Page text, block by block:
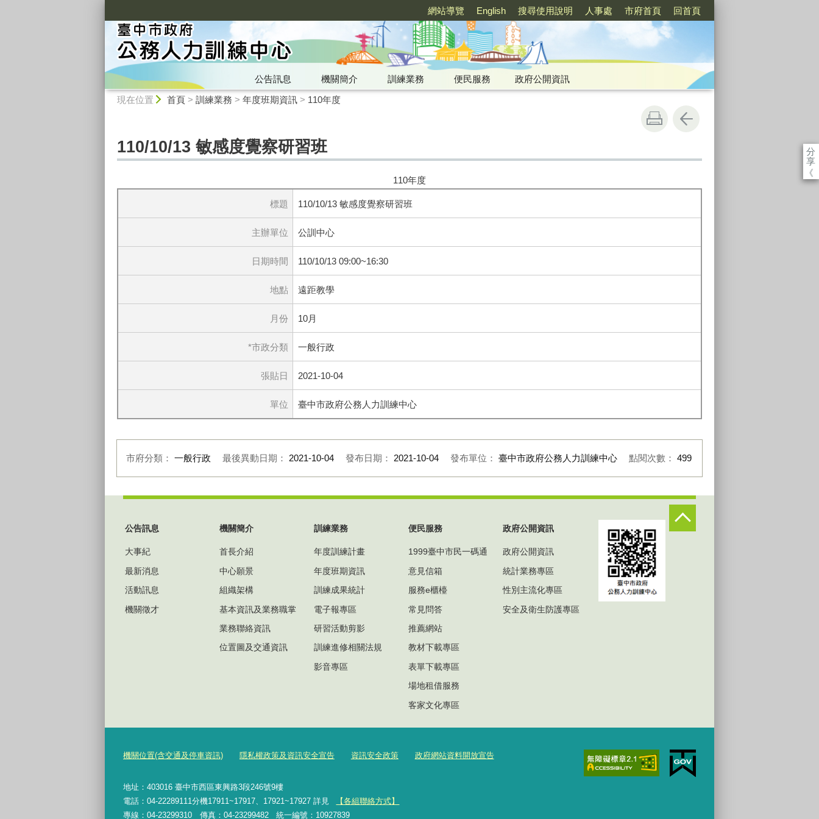
網站導覽 English 搜尋使用說明 人事處 市府首頁 回首頁
公告訊息 機關簡介 訓練業務 便民服務
政府公開資訊
現在位置 首頁> 訓練業務 > 年度班期資訊> 110年度
分
享
《
110/10/13 敏感度覺察研習班
110年度
標題 110/10/13 敏感度覺察研習班
主辦單位 公訓中心
日期時間 110/10/13 09:00~16:30
地點 遠距教學
月份 10月
*市政分類 一般行政
張貼日 2021-10-04
單位 臺中市政府公務人力訓練中心
市府分類： 一般行政 最後異動日期： 2021-10-04 發布日期： 2021-10-04 發布單位： 臺中市政府公務人力訓練中心 點閱次數： 499
公告訊息
大事紀
最新消息
活動訊息
機關徵才
機關簡介
首長介紹
中心願景
組織架構
基本資訊及業務職掌
業務聯絡資訊
位置圖及交通資訊
訓練業務
年度訓練計畫
年度班期資訊
訓練成果統計
電子報專區
研習活動剪影
訓練進修相關法規
影音專區
便民服務
1999臺中市民一碼通
意見信箱
服務e櫃檯
常見問答
推薦網站
教材下載專區
表單下載專區
場地租借服務
客家文化專區
政府公開資訊
政府公開資訊
統計業務專區
性別主流化專區
安全及衛生防護專區
機關位置(含交通及停車資訊) 隱私權政策及資訊安全宣告 資訊安全政策 政府網站資料開放宣告
地址：403016 臺中市西區東興路3段246號9樓
電話：04-22289111分機17911~17917、17921~17927 詳見
【各組聯絡方式】
專線：04-23299310 傳真：04-23299482 統一編號：10927839